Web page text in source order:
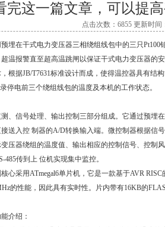
完这一篇文章，可以提
点击次数：6855 更新时间
在干式电力变压器三相绕组线包中的三只Pt100
温报警直至超高温跳闸以保证干式电力变压器的
根据JB/T7631标准设计而成，使得温控器具有结
停电前三个绕组线包的温度及本机的工作状态。
信号处理、输出控制三部分组成。它通过预埋
送入控 制器的A/D转换输入端。微控制器根据信
压器绕组的温度值、输出相应的控制信号、控制
485传到上 位机实现集中监控。
采用ATmegal6单片机，它是一款基于AVR RISC
的性能，因此具有实时性。片内带有16KB的
介绍：